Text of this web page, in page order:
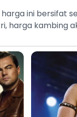
harga ini bersifat
harga kambing